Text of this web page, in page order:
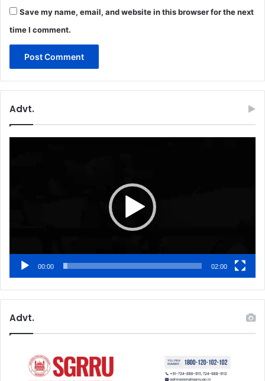
Save my name, email, and website in this browser for the next
time I comment.
Advt.
00:00 02:00
Advt.